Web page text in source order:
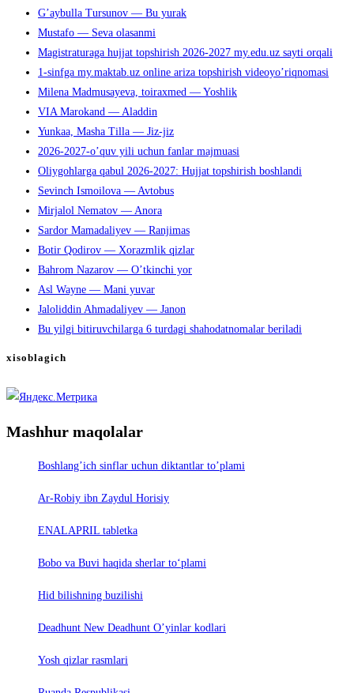
G’aybulla Tursunov — Bu yurak
Mustafo — Seva olasanmi
Magistraturaga hujjat topshirish 2026-2027 my.edu.uz sayti orqali
1-sinfga my.maktab.uz online ariza topshirish videoyo’riqnomasi
Milena Madmusayeva, toiraxmed — Yoshlik
VIA Marokand — Aladdin
Yunkaa, Masha Tilla — Jiz-jiz
2026-2027-o’quv yili uchun fanlar majmuasi
Oliygohlarga qabul 2026-2027: Hujjat topshirish boshlandi
Sevinch Ismoilova — Avtobus
Mirjalol Nematov — Anora
Sardor Mamadaliyev — Ranjimas
Botir Qodirov — Xorazmlik qizlar
Bahrom Nazarov — O’tkinchi yor
Asl Wayne — Mani yuvar
Jaloliddin Ahmadaliyev — Janon
Bu yilgi bitiruvchilarga 6 turdagi shahodatnomalar beriladi
xisoblagich
Mashhur maqolalar
Boshlang’ich sinflar uchun diktantlar to’plami
Ar-Robiy ibn Zaydul Horisiy
ENALAPRIL tabletka
Bobo va Buvi haqida sherlar to‘plami
Hid bilishning buzilishi
Deadhunt New Deadhunt O’yinlar kodlari
Yosh qizlar rasmlari